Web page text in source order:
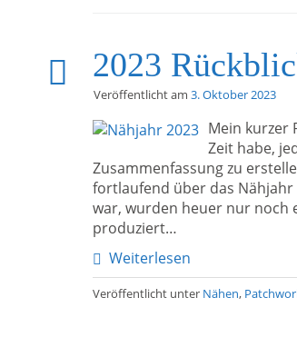
2023
Veröffentlicht am 3. Oktober 2023
Mein kurzer
Zeit habe,
Zusammenfassung zu
fortlaufend über das Nähjahr
war, wurden heuer nur noch
produziert…
Weiterlesen
Veröffentlicht unter Nähen,